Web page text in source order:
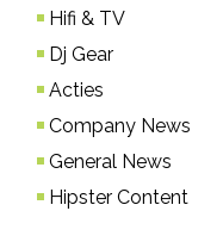
Hifi & TV
Dj Gear
Acties
Company News
General News
Hipster Content